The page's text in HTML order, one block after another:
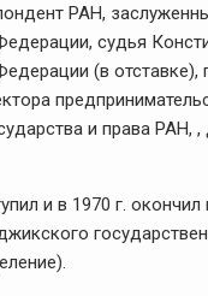
РАН,
судья
(в отставке),
и права РАН,
и в 1970 г.